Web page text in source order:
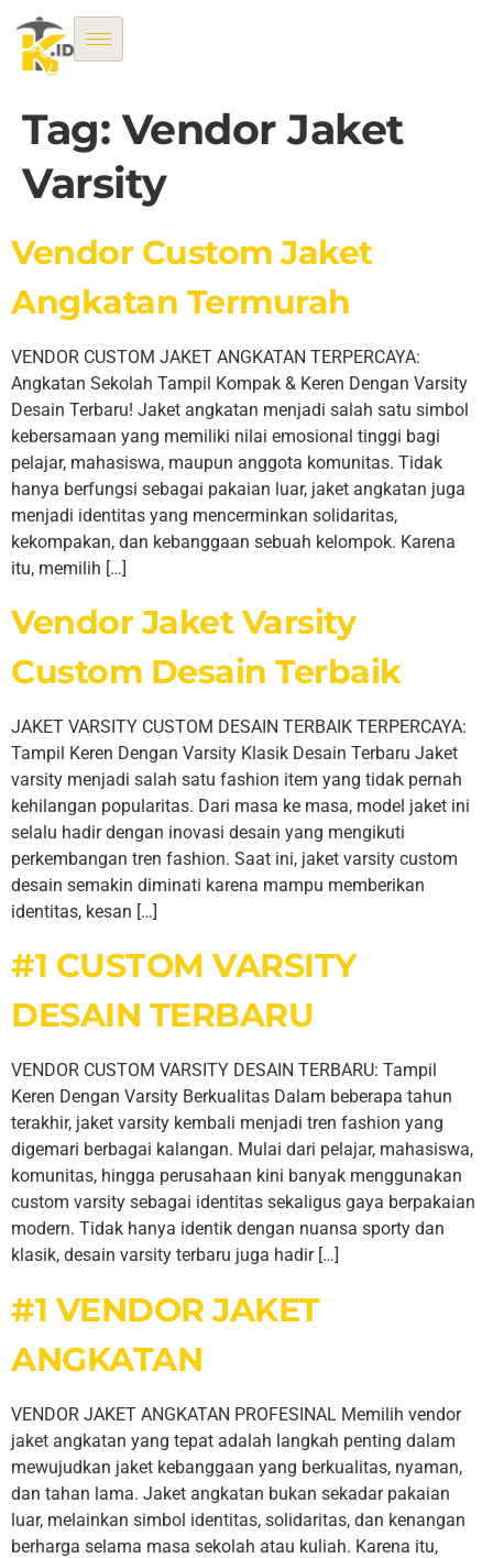
Tag:Vendor Jaket
Varsity
Vendor Custom Jaket
Angkatan Termurah
VENDOR CUSTOM JAKET ANGKATAN TERPERCAYA:
Angkatan Sekolah Tampil Kompak & Keren Dengan Varsity
Desain Terbaru! Jaket angkatan menjadi salah satu simbol
kebersamaan yang memiliki nilai emosional tinggi bagi
pelajar, mahasiswa, maupun anggota komunitas. Tidak
hanya berfungsi sebagai pakaian luar, jaket angkatan juga
menjadi identitas yang mencerminkan solidaritas,
kekompakan, dan kebanggaan sebuah kelompok. Karena
itu, memilih […]
Vendor Jaket Varsity
Custom Desain Terbaik
JAKET VARSITY CUSTOM DESAIN TERBAIK TERPERCAYA:
Tampil Keren Dengan Varsity Klasik Desain Terbaru Jaket
varsity menjadi salah satu fashion item yang tidak pernah
kehilangan popularitas. Dari masa ke masa, model jaket ini
selalu hadir dengan inovasi desain yang mengikuti
perkembangan tren fashion. Saat ini, jaket varsity custom
desain semakin diminati karena mampu memberikan
identitas, kesan […]
#1 CUSTOM VARSITY
DESAIN TERBARU
VENDOR CUSTOM VARSITY DESAIN TERBARU: Tampil
Keren Dengan Varsity Berkualitas Dalam beberapa tahun
terakhir, jaket varsity kembali menjadi tren fashion yang
digemari berbagai kalangan. Mulai dari pelajar, mahasiswa,
komunitas, hingga perusahaan kini banyak menggunakan
custom varsity sebagai identitas sekaligus gaya berpakaian
modern. Tidak hanya identik dengan nuansa sporty dan
klasik, desain varsity terbaru juga hadir […]
#1 VENDOR JAKET
ANGKATAN
VENDOR JAKET ANGKATAN PROFESINAL Memilih vendor
jaket angkatan yang tepat adalah langkah penting dalam
mewujudkan jaket kebanggaan yang berkualitas, nyaman,
dan tahan lama. Jaket angkatan bukan sekadar pakaian
luar, melainkan simbol identitas, solidaritas, dan kenangan
berharga selama masa sekolah atau kuliah. Karena itu,